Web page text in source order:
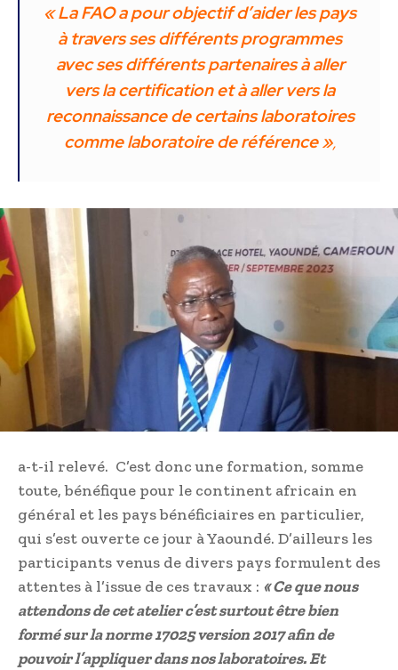
« La FAO a pour objectif d’aider les pays
à travers ses différents programmes
avec ses différents partenaires à aller
vers la certification et à aller vers la
reconnaissance de certains laboratoires
comme laboratoire de référence »,
a-t-il relevé. C’est donc une formation, somme
toute, bénéfique pour le continent africain en
général et les pays bénéficiaires en particulier,
qui s’est ouverte ce jour à Yaoundé. D’ailleurs les
participants venus de divers pays formulent des
attentes à l’issue de ces travaux : « Ce que nous
attendons de cet atelier c’est surtout être bien
formé sur la norme 17025 version 2017 afin de
pouvoir l’appliquer dans nos laboratoires. Et